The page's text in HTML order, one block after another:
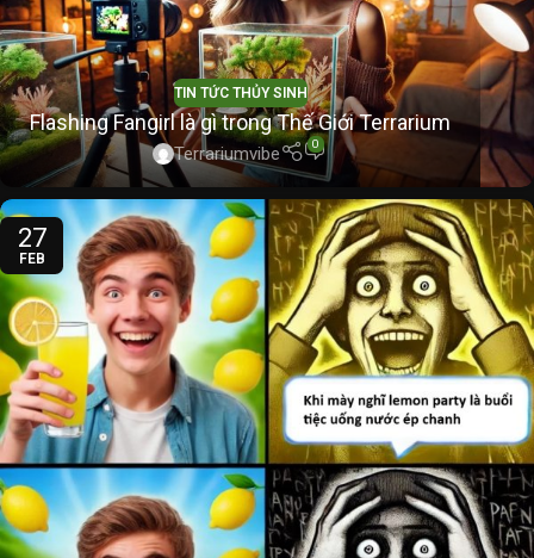
TIN TỨC THỦY SINH
Flashing Fangirl là gì trong Thế Giới Terrarium
Terrariumvibe 0
27
FEB